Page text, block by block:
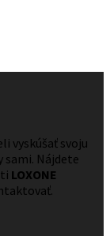
vyskúšať svoju
sami. Nájdete
LOXONE